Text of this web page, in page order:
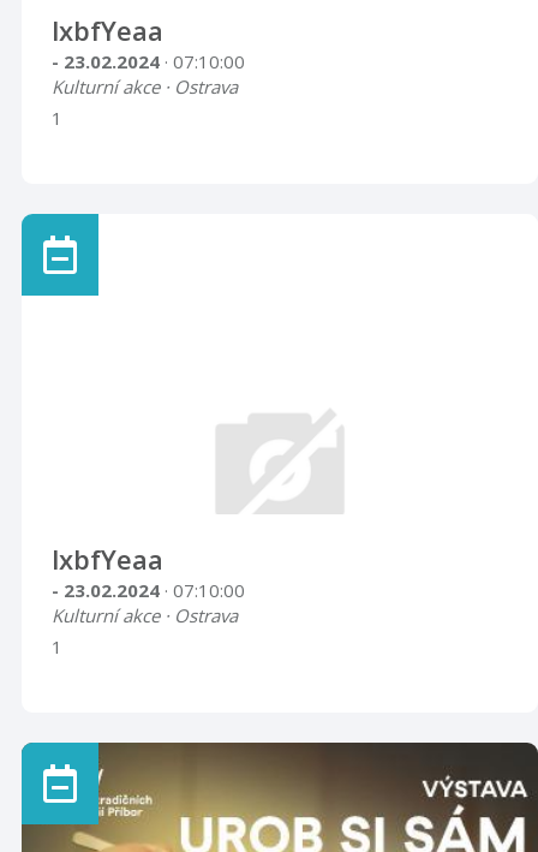
lxbfYeaa
- 23.02.2024 · 07:10:00
Kulturní akce · Ostrava
1
lxbfYeaa
- 23.02.2024 · 07:10:00
Kulturní akce · Ostrava
1